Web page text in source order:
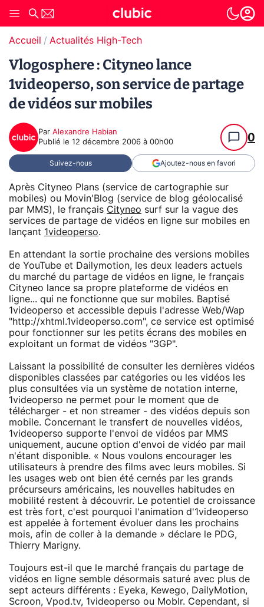
Accueil Actualités High-Tech
Vlogosphere : Cityneo lance
1videoperso, son service de partage
de vidéos sur mobiles
Par Alexandre Habian
Publié le 12 décembre 2006 à 00h00 0
Suivez-nous Ajoutez-nous en favori
Après Cityneo Plans (service de cartographie sur
mobiles) ou Movin'Blog (service de blog géolocalisé
par MMS), le français Cityneo surf sur la vague des
services de partage de vidéos en ligne sur mobiles en
lançant 1videoperso.
En attendant la sortie prochaine des versions mobiles
de YouTube et Dailymotion, les deux leaders actuels
du marché du partage de vidéos en ligne, le français
Cityneo lance sa propre plateforme de vidéos en
ligne... qui ne fonctionne que sur mobiles. Baptisé
1videoperso et accessible depuis l'adresse Web/Wap
"http://xhtml.1videoperso.com", ce service est optimisé
pour fonctionner sur les petits écrans des mobiles en
exploitant un format de vidéos "3GP".
Laissant la possibilité de consulter les dernières vidéos
disponibles classées par catégories ou les vidéos les
plus consultées via un système de notation interne,
1videoperso ne permet pour le moment que de
télécharger - et non streamer - des vidéos depuis son
mobile. Concernant le transfert de nouvelles vidéos,
1videoperso supporte l'envoi de vidéos par MMS
uniquement, aucune option d'envoi de vidéo par mail
n'étant disponible. « Nous voulons encourager les
utilisateurs à prendre des films avec leurs mobiles. Si
les usages web ont bien été cernés par les grands
précurseurs américains, les nouvelles habitudes en
mobilité restent à découvrir. Le potentiel de croissance
est très fort, c'est pourquoi l'animation d'1videoperso
est appelée à fortement évoluer dans les prochains
mois, afin de coller à la demande » déclare le PDG,
Thierry Marigny.
Toujours est-il que le marché français du partage de
vidéos en ligne semble désormais saturé avec plus de
sept acteurs différents : Eyeka, Kewego, DailyMotion,
Scroon, Vpod.tv, 1videoperso ou Moblr. Cependant, si